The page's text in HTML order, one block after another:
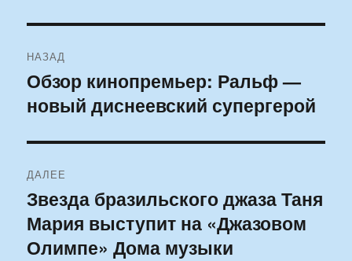
по
записям
НАЗАД
Предыдущая
запись:
Обзор кинопремьер: Ральф —
новый диснеевский супергерой
ДАЛЕЕ
Следующая
запись:
Звезда бразильского джаза Таня
Мария выступит на «Джазовом
Олимпе» Дома музыки